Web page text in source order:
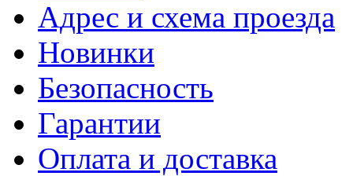
Адрес и схема проезда
Новинки
Безопасность
Гарантии
Оплата и доставка